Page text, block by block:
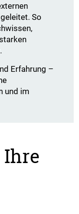
So
Erfahrung –
und im
Ihre